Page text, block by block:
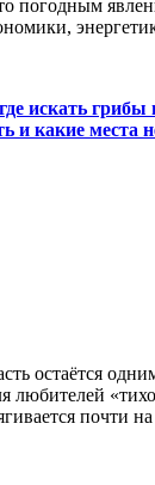
погодным
искать
и какие места
остаётся
любителей
почти